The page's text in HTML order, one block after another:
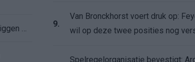
9.
Van Bronckhorst voert druk op:
wil op deze twee posities nog
Spelregelorganisatie bevestigt: